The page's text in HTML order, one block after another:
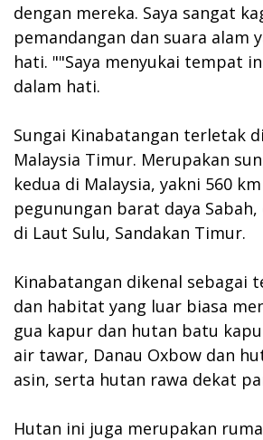
dengan mereka. Saya sangat
pemandangan dan suara alam
hati. ""Saya menyukai tempat
dalam hati.
Sungai Kinabatangan terletak
Malaysia Timur. Merupakan
kedua di Malaysia, yakni 560
pegunungan barat daya
di Laut Sulu, Sandakan Timur.
Kinabatangan dikenal sebagai
dan habitat yang luar biasa
gua kapur dan hutan batu
air tawar, Danau Oxbow dan
asin, serta hutan rawa dekat
Hutan ini juga merupakan